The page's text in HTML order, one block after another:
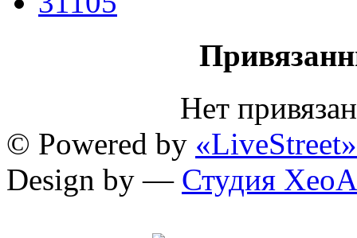
Нет
© Powered by «LiveStreet»
Design by — Студия